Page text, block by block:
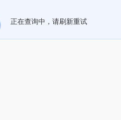
正在查询中，请刷新重试